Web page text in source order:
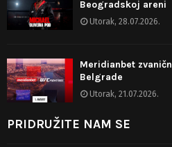
Beogradskoj areni
Utorak, 28.07.2026.
Meridianbet
Belgrade
Utorak, 21.07.2026.
PRIDRUŽITE NAM SE